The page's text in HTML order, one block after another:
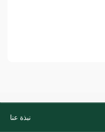
نبذة عنا